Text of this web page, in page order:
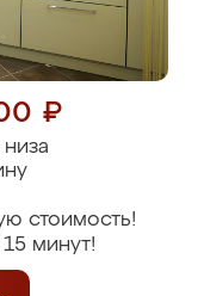
₽
стоимость!
минут!